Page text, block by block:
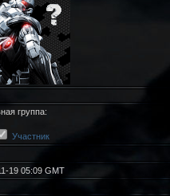
группа:
Участник
19 05:09 GMT